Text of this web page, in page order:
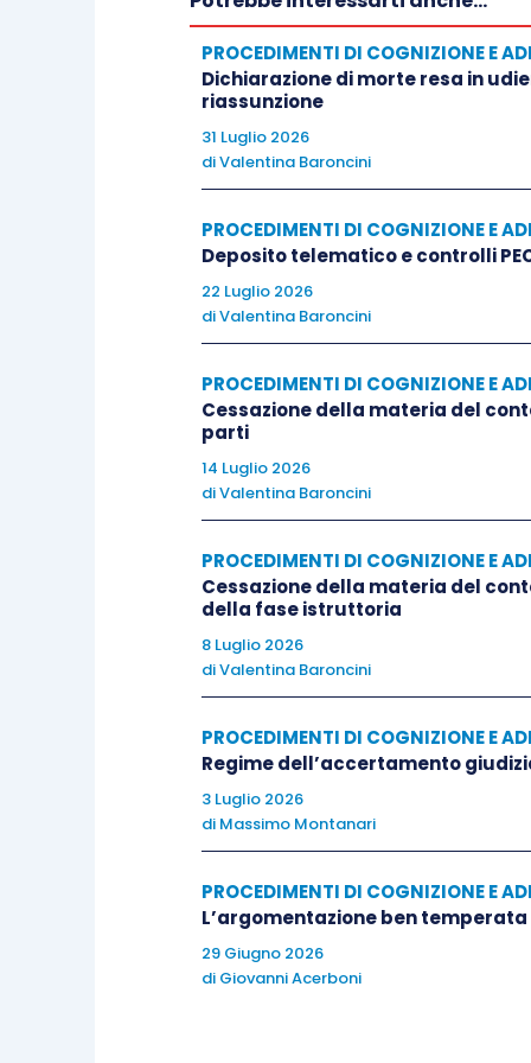
iniziali” e che, nel caso di specie, è
astratta esplicita il giorno di
Si pensi al caso in cui il giudice,
chiedano l’appendice di trattazione
da un giorno indicato
ipotesi, pacificamente, il termine
data dell’udienza.
parti e comunicato alle stesse dalla
In queste ipotesi, la questione attiene
deve contare i giorni di cui si compone
La lettura dell’art. 155 c.p.c.
giudice sia escluso dal conteggio.
Secondo il Tribunale di Padova, al
conseguentemente, il primo giorno di
La distinzione tra termini “legali” e
opererebbe l’art. 155 c.p.c., e
giorno utile) non sembra in realtà
PROCEDIMENTI DI COGNIZIONE E
Dichiarazione di morte resa in
riassunzione
31 Luglio 2026
diValentina Baroncini
PROCEDIMENTI DI COGNIZIONE E
Deposito telematico e controlli
22 Luglio 2026
diValentina Baroncini
PROCEDIMENTI DI COGNIZIONE E
Cessazione della materia del
parti
14 Luglio 2026
diValentina Baroncini
PROCEDIMENTI DI COGNIZIONE E
Cessazione della materia del
della fase istruttoria
8 Luglio 2026
diValentina Baroncini
PROCEDIMENTI DI COGNIZIONE E
Regime dell’accertamento
3 Luglio 2026
di Massimo Montanari
PROCEDIMENTI DI COGNIZIONE E
L’argomentazione ben
29 Giugno 2026
di Giovanni Acerboni